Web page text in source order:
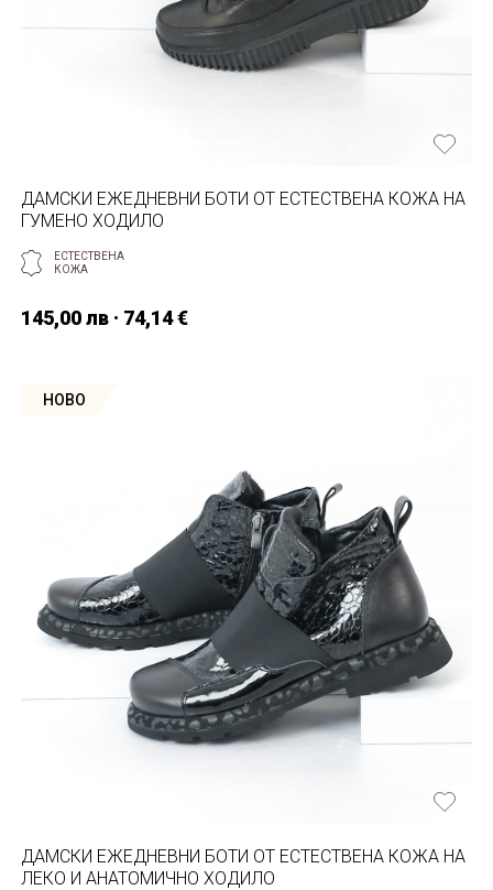
ДАМСКИ ЕЖЕДНЕВНИ БОТИ ОТ ЕСТЕСТВЕНA КОЖА НА
ГУМЕНО ХОДИЛО
ЕСТЕСТВЕНА
КОЖА
145,00 лв · 74,14 €
НОВО
ДАМСКИ ЕЖЕДНЕВНИ БОТИ ОТ ЕСТЕСТВЕНА КОЖА НА
ЛЕКО И АНАТОМИЧНО ХОДИЛО